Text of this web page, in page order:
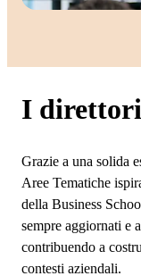
I direttori
Grazie a una solida
Aree Tematiche
della Business
sempre aggiornati e
contribuendo a
contesti aziendali.